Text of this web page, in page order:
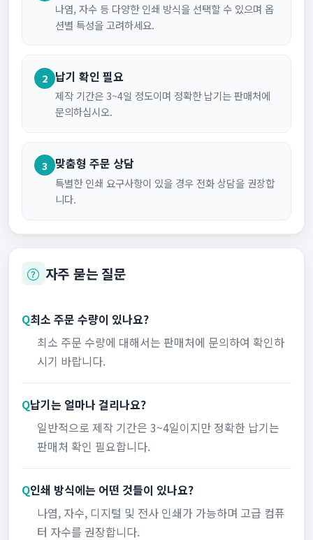
나염, 자수 등 다양한 인쇄 방식을 선택할 수 있으며 옵
션별 특성을 고려하세요.
2 납기 확인 필요
제작 기간은 3~4일 정도이며 정확한 납기는 판매처에
문의하십시오.
3 맞춤형 주문 상담
특별한 인쇄 요구사항이 있을 경우 전화 상담을 권장합
니다.
자주 묻는 질문
Q최소 주문 수량이 있나요?
최소 주문 수량에 대해서는 판매처에 문의하여 확인하
시기 바랍니다.
Q납기는 얼마나 걸리나요?
일반적으로 제작 기간은 3~4일이지만 정확한 납기는
판매처 확인 필요합니다.
Q인쇄 방식에는 어떤 것들이 있나요?
나염, 자수, 디지털 및 전사 인쇄가 가능하며 고급 컴퓨
터 자수를 권장합니다.